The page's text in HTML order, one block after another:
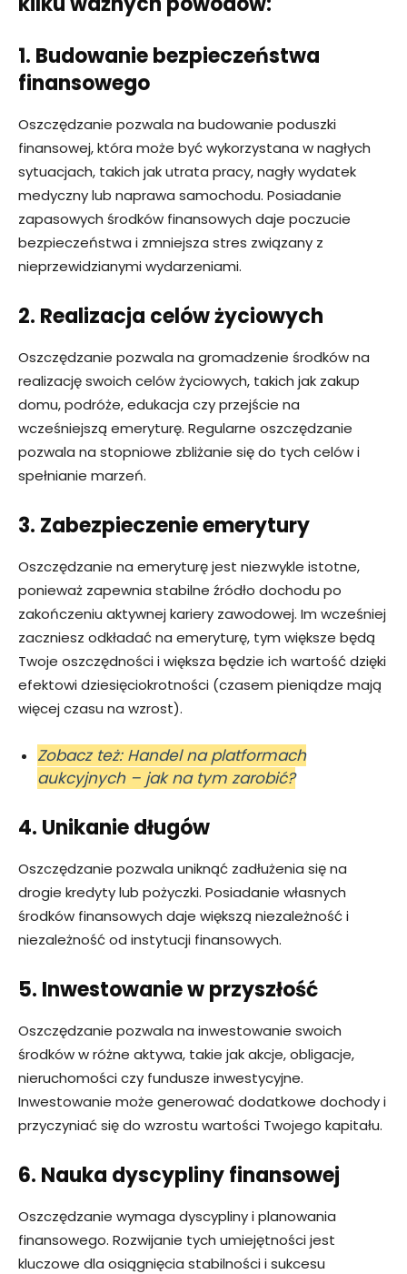
1. Budowanie bezpieczeństwa
finansowego
Oszczędzanie pozwala na budowanie poduszki
finansowej, która może być wykorzystana w nagłych
sytuacjach, takich jak utrata pracy, nagły wydatek
medyczny lub naprawa samochodu. Posiadanie
zapasowych środków finansowych daje poczucie
bezpieczeństwa i zmniejsza stres związany z
nieprzewidzianymi wydarzeniami.
2. Realizacja celów życiowych
Oszczędzanie pozwala na gromadzenie środków na
realizację swoich celów życiowych, takich jak zakup
domu, podróże, edukacja czy przejście na
wcześniejszą emeryturę. Regularne oszczędzanie
pozwala na stopniowe zbliżanie się do tych celów i
spełnianie marzeń.
3. Zabezpieczenie emerytury
Oszczędzanie na emeryturę jest niezwykle istotne,
ponieważ zapewnia stabilne źródło dochodu po
zakończeniu aktywnej kariery zawodowej. Im wcześniej
zaczniesz odkładać na emeryturę, tym większe będą
Twoje oszczędności i większa będzie ich wartość dzięki
efektowi dziesięciokrotności (czasem pieniądze mają
więcej czasu na wzrost).
Zobacz też: Handel na platformach
aukcyjnych – jak na tym zarobić?
4. Unikanie długów
Oszczędzanie pozwala uniknąć zadłużenia się na
drogie kredyty lub pożyczki. Posiadanie własnych
środków finansowych daje większą niezależność i
niezależność od instytucji finansowych.
5. Inwestowanie w przyszłość
Oszczędzanie pozwala na inwestowanie swoich
środków w różne aktywa, takie jak akcje, obligacje,
nieruchomości czy fundusze inwestycyjne.
Inwestowanie może generować dodatkowe dochody i
przyczyniać się do wzrostu wartości Twojego kapitału.
6. Nauka dyscypliny finansowej
Oszczędzanie wymaga dyscypliny i planowania
finansowego. Rozwijanie tych umiejętności jest
kluczowe dla osiągnięcia stabilności i sukcesu